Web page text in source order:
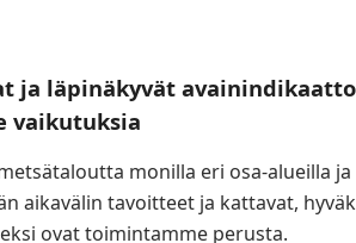
ja läpinäkyvät
vaikutuksia
monilla eri osa-alueilla
aikavälin tavoitteet ja kattavat,
ovat toimintamme perusta.